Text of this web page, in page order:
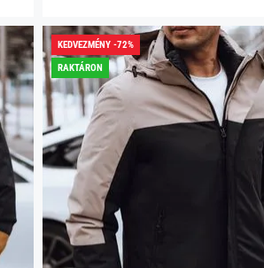
KEDVEZMÉNY -72%
RAKTÁRON